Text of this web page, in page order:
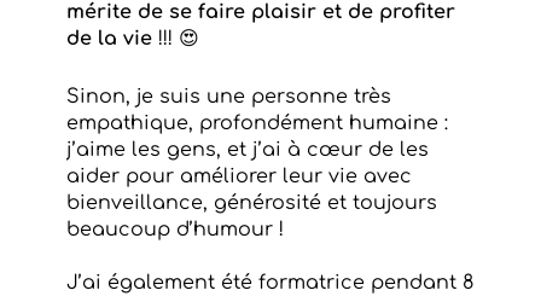
mérite de se faire plaisir et de profiter
de la vie !!! 😍
Sinon, je suis une personne très
empathique, profondément humaine :
j’aime les gens, et j’ai à cœur de les
aider pour améliorer leur vie avec
bienveillance, générosité et toujours
beaucoup d’humour !
J’ai également été formatrice pendant 8